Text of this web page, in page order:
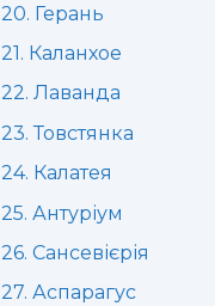
20. Герань
21. Каланхое
22. Лаванда
23. Товстянка
24. Калатея
25. Антуріум
26. Сансевієрія
27. Аспарагус